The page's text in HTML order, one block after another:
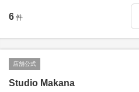
6 件
店舗公式
Studio Makana